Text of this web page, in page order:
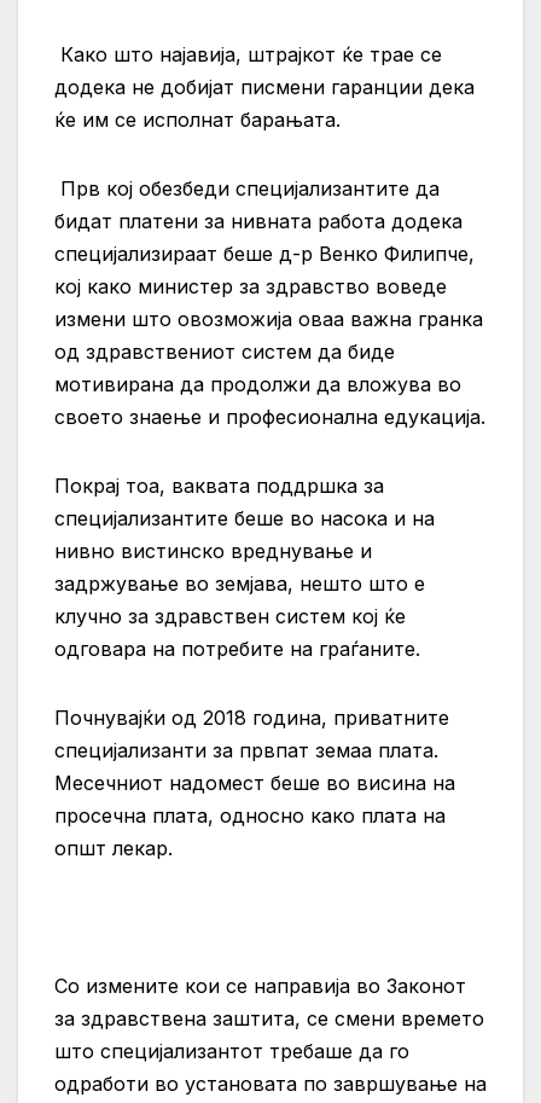
Како што најавија, штрајкот ќе трае се
додека не добијат писмени гаранции дека
ќе им се исполнат барањата.
Прв кој обезбеди специјализантите да
бидат платени за нивната работа додека
специјализираат беше д-р Венко Филипче,
кој како министер за здравство воведе
измени што овозможија оваа важна гранка
од здравствениот систем да биде
мотивирана да продолжи да вложува во
своето знаење и професионална едукација.
Покрај тоа, ваквата поддршка за
специјализантите беше во насока и на
нивно вистинско вреднување и
задржување во земјава, нешто што е
клучно за здравствен систем кој ќе
одговара на потребите на граѓаните.
Почнувајќи од 2018 година, приватните
специјализанти за првпат земаа плата.
Месечниот надомест беше во висина на
просечна плата, односно како плата на
општ лекар.
Со измените кои се направија во Законот
за здравствена заштита, се смени времето
што специјализантот требаше да го
одработи во установата по завршување на